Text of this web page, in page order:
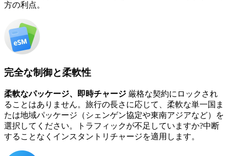
方の利点。
完全な制御と柔軟性
柔軟なパッケージ、即時チャージ 厳格な契約にロックされ
ることはありません。旅行の長さに応じて、柔軟な単一国ま
たは地域パッケージ（シェンゲン協定や東南アジアなど）を
選択してください。トラフィックが不足していますか?中断
することなくインスタントリチャージを適用します。